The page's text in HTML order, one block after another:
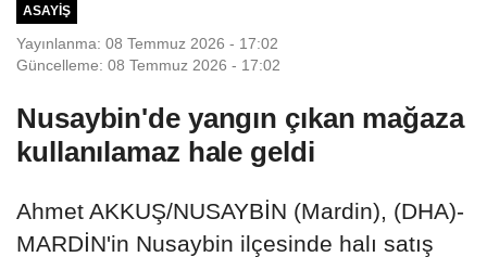
ASAYIŞ
Yayınlanma: 08 Temmuz 2026 - 17:02
Güncelleme: 08 Temmuz 2026 - 17:02
Nusaybin'de yangın çıkan mağaza
kullanılamaz hale geldi
Ahmet AKKUŞ/NUSAYBİN (Mardin), (DHA)-
MARDİN'in Nusaybin ilçesinde halı satış